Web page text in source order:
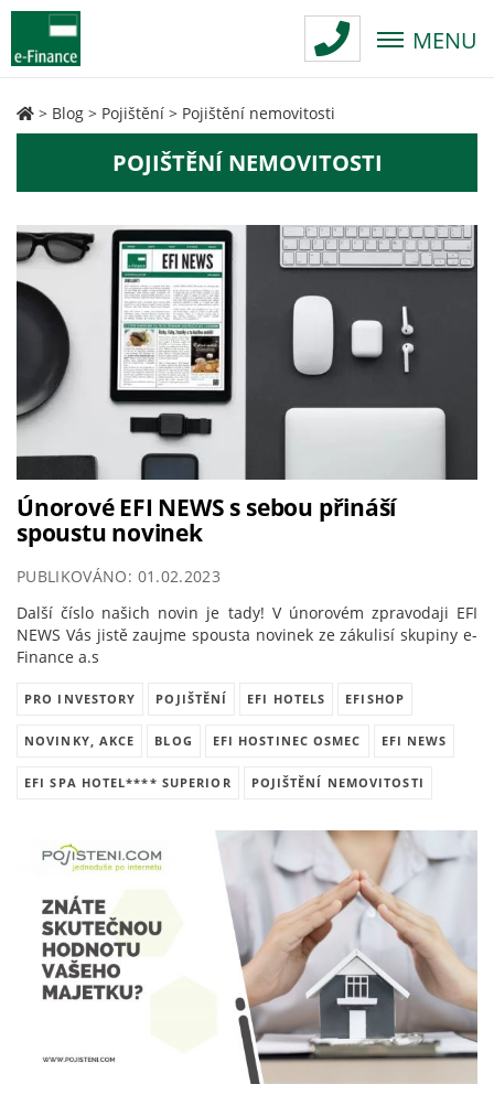
MENU
> Blog > Pojištění > Pojištění nemovitosti
POJIŠTĚNÍ NEMOVITOSTI
Únorové EFI NEWS s sebou přináší
spoustu novinek
PUBLIKOVÁNO: 01.02.2023
Další číslo našich novin je tady! V únorovém zpravodaji EFI
NEWS Vás jistě zaujme spousta novinek ze zákulisí skupiny e-
Finance a.s
PRO INVESTORY POJIŠTĚNÍ EFI HOTELS EFISHOP
NOVINKY, AKCE BLOG EFI HOSTINEC OSMEC EFI NEWS
EFI SPA HOTEL**** SUPERIOR POJIŠTĚNÍ NEMOVITOSTI